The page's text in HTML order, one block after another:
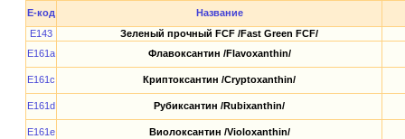
E-код
Название
E143
Зеленый прочный FCF /Fast Green FCF/
E161a
Флавоксантин /Flavoxanthin/
E161c Криптоксантин /Cryptoxanthin/
E161d Рубиксантин /Rubixanthin/
E161e Виолоксантин /Violoxanthin/